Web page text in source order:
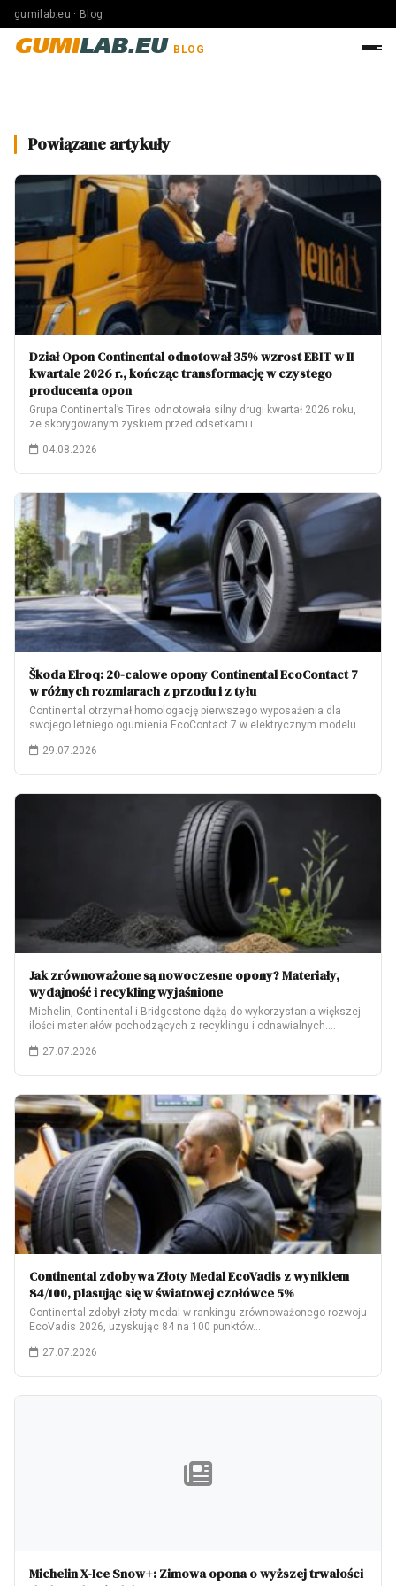
gumilab.eu · Blog
GUMILAB.EU BLOG
Powiązane artykuły
Dział Opon Continental odnotował 35% wzrost EBIT w II
kwartale 2026 r., kończąc transformację w czystego
producenta opon
Grupa Continental’s Tires odnotowała silny drugi kwartał 2026 roku,
ze skorygowanym zyskiem przed odsetkami i…
04.08.2026
Škoda Elroq: 20-calowe opony Continental EcoContact 7
w różnych rozmiarach z przodu i z tyłu
Continental otrzymał homologację pierwszego wyposażenia dla
swojego letniego ogumienia EcoContact 7 w elektrycznym modelu
29.07.2026
Jak zrównoważone są nowoczesne opony? Materiały,
wydajność i recykling wyjaśnione
Michelin, Continental i Bridgestone dążą do wykorzystania większej
ilości materiałów pochodzących z recyklingu i odnawialnych.…
27.07.2026
Continental zdobywa Złoty Medal EcoVadis z wynikiem
84/100, plasując się w światowej czołówce 5%
Continental zdobył złoty medal w rankingu zrównoważonego rozwoju
EcoVadis 2026, uzyskując 84 na 100 punktów…
27.07.2026
Michelin X-Ice Snow+: Zimowa opona o wyższej trwałości